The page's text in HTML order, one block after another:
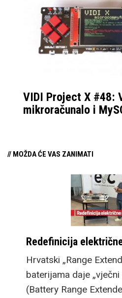
VIDI Project X #48:
mikroračunalo i
// MOŽDA ĆE VAS ZANIMATI
Redefinicija
Hrvatski „Range
baterijama daje „vječni
(Battery Range